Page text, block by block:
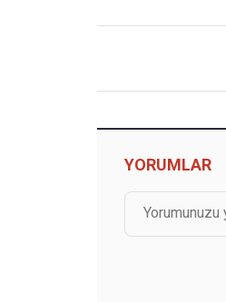
YORUMLAR